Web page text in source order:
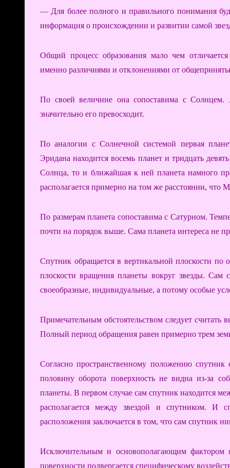
— Для более полного и правильного понимания
информация о происхождении и развитии самой
Общий процесс образования мало чем
именно различиями и отклонениями от
По своей величине она сопоставима с Солнцем.
значительно его превосходит.
По аналогии с Солнечной системой первая
Эридана находится восемь планет и тридцать
Солнца, то и ближайшая к ней планета намного
располагается примерно на том же расстоянии, что
По размерам планета сопоставима с Сатурном.
почти на порядок выше. Сама планета интереса не
Спутник обращается в вертикальной плоскости
плоскости вращения планеты вокруг звезды. Сам
своеобразные, индивидуальные, а потому особые
Примечательным обстоятельством следует
Полный период обращения равен примерно трем
Согласно пространственному положению
половину оборота поверхность не видна из-за
планеты. В первом случае сам спутник находится
располагается между звездой и спутником. И
расположения заключается в том, что сам спутник
Исключительным и основополагающим фактором
поверхности подвергается специфическому